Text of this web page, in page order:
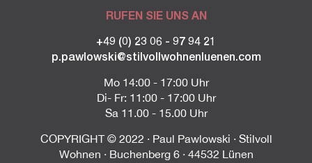
RUFEN SIE UNS AN
+49 (0) 23 06 - 97 94 21
p.pawlowski@stilvollwohnenluenen.com
Mo 14:00 - 17:00 Uhr
Di- Fr: 11:00 - 17:00 Uhr
Sa 11.00 - 15.00 Uhr
COPYRIGHT © 2022 · Paul Pawlowski · Stilvoll
Wohnen · Buchenberg 6 · 44532 Lünen